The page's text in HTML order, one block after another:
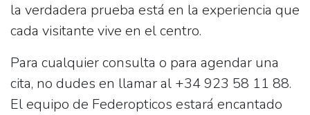
la verdadera prueba está en la experiencia que
cada visitante vive en el centro.
Para cualquier consulta o para agendar una
cita, no dudes en llamar al +34 923 58 11 88.
El equipo de Federopticos estará encantado